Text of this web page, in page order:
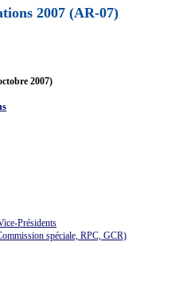
2007 (AR-07)
2007)
Présidents
spéciale, RPC, GCR)